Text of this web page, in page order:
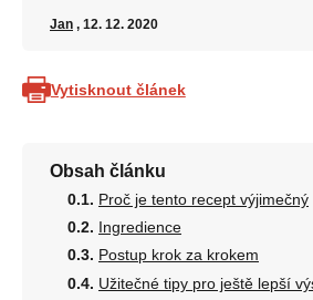
Jan , 12. 12. 2020
Vytisknout článek
Obsah článku
Proč je tento recept výjimečný
Ingredience
Postup krok za krokem
Užitečné tipy pro ještě lepší